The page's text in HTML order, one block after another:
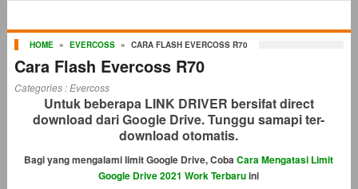
HOME » EVERCOSS » CARA FLASH EVERCOSS R70
Cara Flash Evercoss R70
Categories :Evercoss
Untuk beberapa LINK DRIVER bersifat direct
download dari Google Drive. Tunggu samapi ter-
download otomatis.
Bagi yang mengalami limit Google Drive, CobaCara Mengatasi Limit
Google Drive 2021 Work Terbaruini